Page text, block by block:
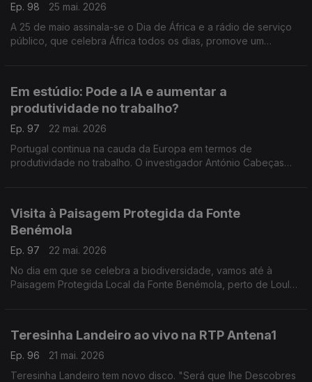
Ep. 98
25 mai. 2026
A 25 de maio assinala-se o Dia de África e a rádio de serviço
público, que celebra África todos os dias, promove um
Em estúdio: Pode a IA e aumentar a
produtividade no trabalho?
Ep. 97
22 mai. 2026
Portugal continua na cauda da Europa em termos de
produtividade no trabalho. O investigador António Cabeças
Visita à Paisagem Protegida da Fonte
Benémola
Ep. 97
22 mai. 2026
No dia em que se celebra a biodiversidade, vamos até à
Paisagem Protegida Local da Fonte Benémola, perto de Loulé,
Teresinha Landeiro ao vivo na RTP Antena1
Ep. 96
21 mai. 2026
Teresinha Landeiro tem novo disco. "Será que lhe Descobres